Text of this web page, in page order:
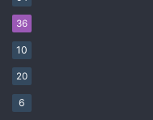
36
10
20
6